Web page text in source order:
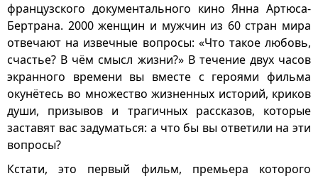
французского документального кино Янна Артюса-
Бертрана. 2000 женщин и мужчин из 60 стран мира
отвечают на извечные вопросы: «Что такое любовь,
счастье? В чём смысл жизни?» В течение двух часов
экранного времени вы вместе с героями фильма
окунётесь во множество жизненных историй, криков
души, призывов и трагичных рассказов, которые
заставят вас задуматься: а что бы вы ответили на эти
вопросы?
Кстати, это первый фильм, премьера которого